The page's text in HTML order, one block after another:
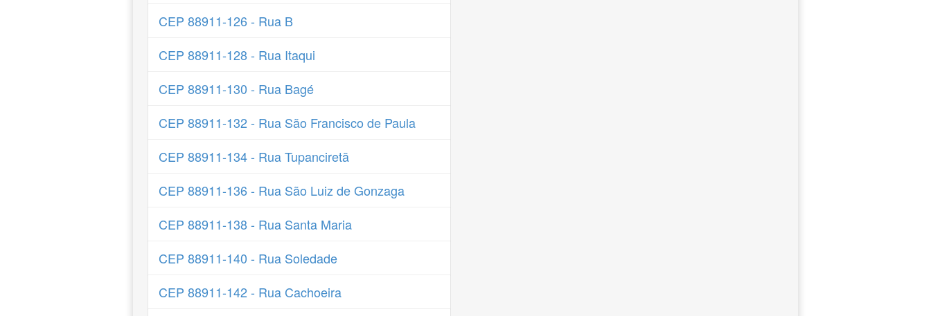
CEP 88911-126 - Rua B
CEP 88911-128 - Rua Itaqui
CEP 88911-130 - Rua Bagé
CEP 88911-132 - Rua São Francisco de Paula
CEP 88911-134 - Rua Tupanciretã
CEP 88911-136 - Rua São Luiz de Gonzaga
CEP 88911-138 - Rua Santa Maria
CEP 88911-140 - Rua Soledade
CEP 88911-142 - Rua Cachoeira